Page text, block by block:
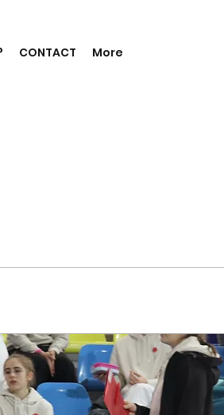
CONTACT More